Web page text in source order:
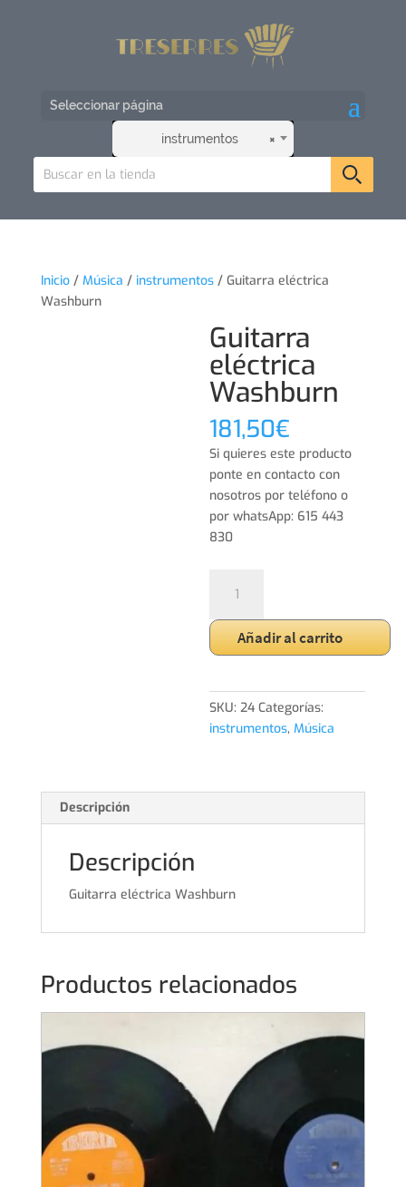
Seleccionar página
×
instrumentos
Inicio/ Música / instrumentos/ Guitarra eléctrica
Washburn
Guitarra
eléctrica
Washburn
181,50€
Si quieres este producto
ponte en contacto con
nosotros por teléfono o
por whatsApp: 615 443
830
eléctrica
Washburn
cantidadAñadir al carrito
SKU:24 Categorías:
instrumentos,Música
Descripción
Descripción
Guitarra eléctrica Washburn
Productos relacionados